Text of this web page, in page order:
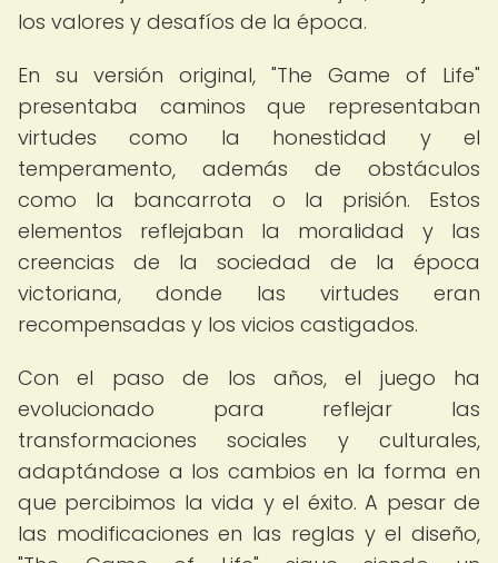
los valores y desafíos de la época.
En su versión original, "The Game of Life"
presentaba caminos que representaban
virtudes como la honestidad y el
temperamento, además de obstáculos
como la bancarrota o la prisión. Estos
elementos reflejaban la moralidad y las
creencias de la sociedad de la época
victoriana, donde las virtudes eran
recompensadas y los vicios castigados.
Con el paso de los años, el juego ha
evolucionado para reflejar las
transformaciones sociales y culturales,
adaptándose a los cambios en la forma en
que percibimos la vida y el éxito. A pesar de
las modificaciones en las reglas y el diseño,